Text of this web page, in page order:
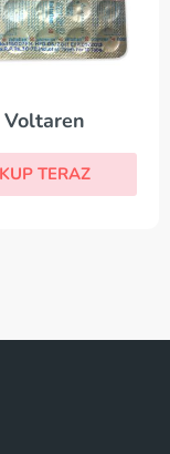
Voltaren
KUP TERAZ